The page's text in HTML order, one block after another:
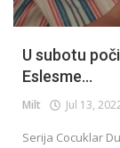
U subotu
Eslesme...
Milt Jul 13,
Serija Cocuklar